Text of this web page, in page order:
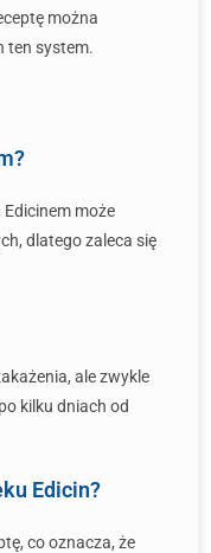
można
ten system.
może
dlatego zaleca się
ale zwykle
kilku dniach od
Edicin?
co oznacza, że